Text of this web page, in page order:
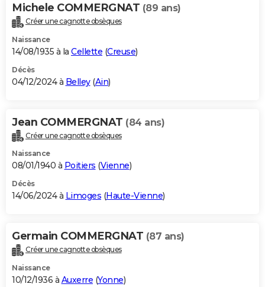
Michele COMMERGNAT (89 ans)
Créer une cagnotte obsèques
Naissance
14/08/1935 à la Cellette (Creuse)
Décès
04/12/2024 à Belley(Ain)
Jean COMMERGNAT (84 ans)
Créer une cagnotte obsèques
Naissance
08/01/1940 à Poitiers (Vienne)
Décès
14/06/2024 à Limoges (Haute-Vienne)
Germain COMMERGNAT (87 ans)
Créer une cagnotte obsèques
Naissance
10/12/1936 à Auxerre (Yonne)